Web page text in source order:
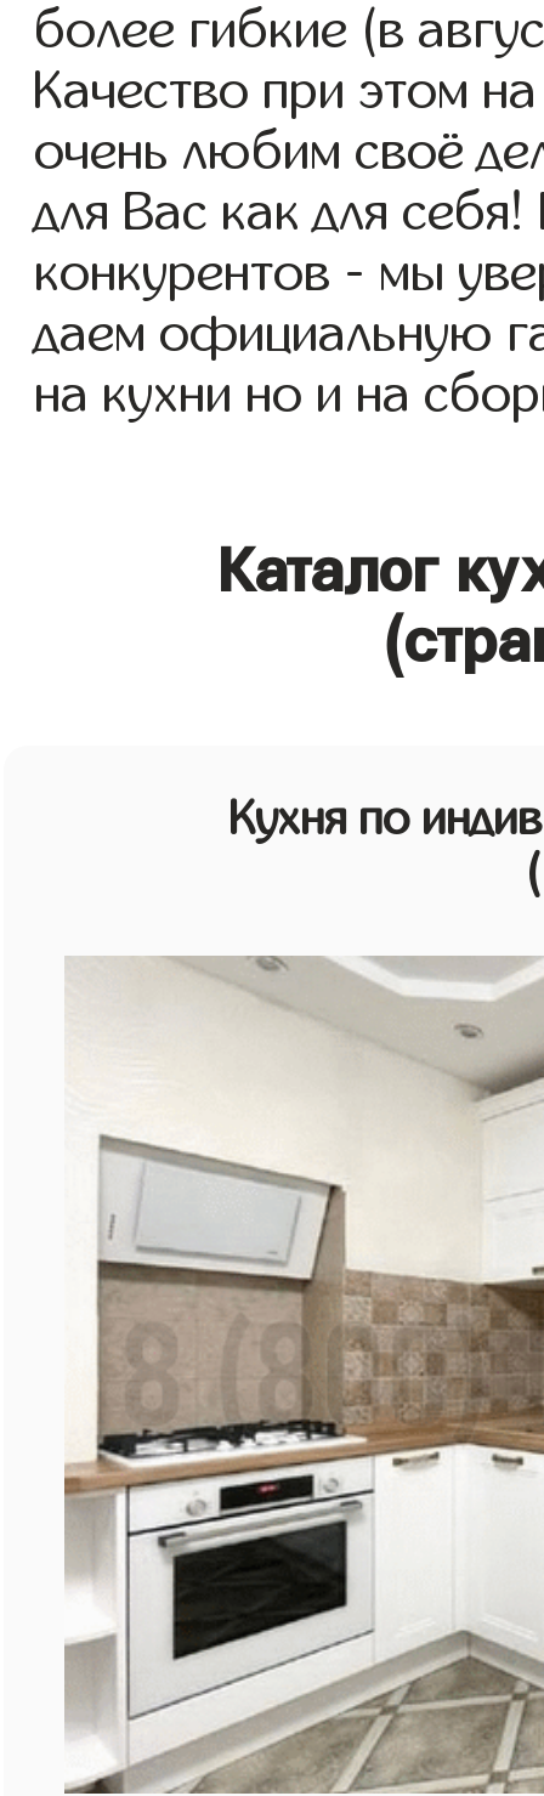
более гибкие (в
Качество при этом
очень любим своё
для Вас как для
конкурентов - мы
даем официальную
на кухни но и на
Каталог
Кухня по